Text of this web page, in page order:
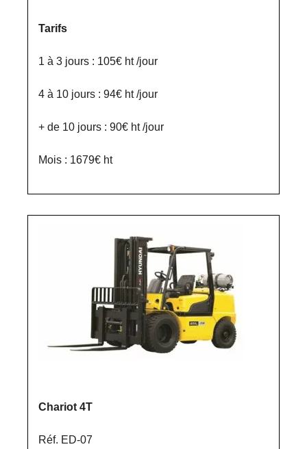
Tarifs
1 à 3 jours : 105€ ht /jour
4 à 10 jours : 94€ ht /jour
+ de 10 jours : 90€ ht /jour
Mois : 1679€ ht
Chariot 4T
Réf. ED-07